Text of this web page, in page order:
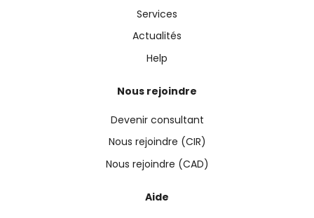
Services
Actualités
Help
Nous rejoindre
Devenir consultant
Nous rejoindre (CIR)
Nous rejoindre (CAD)
Aide